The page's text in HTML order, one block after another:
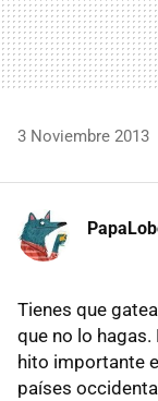
3 Noviembre 2013
Tienes que
que no lo
hito importante
países